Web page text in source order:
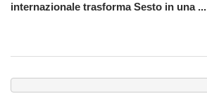
internazionale trasforma Sesto in una ...